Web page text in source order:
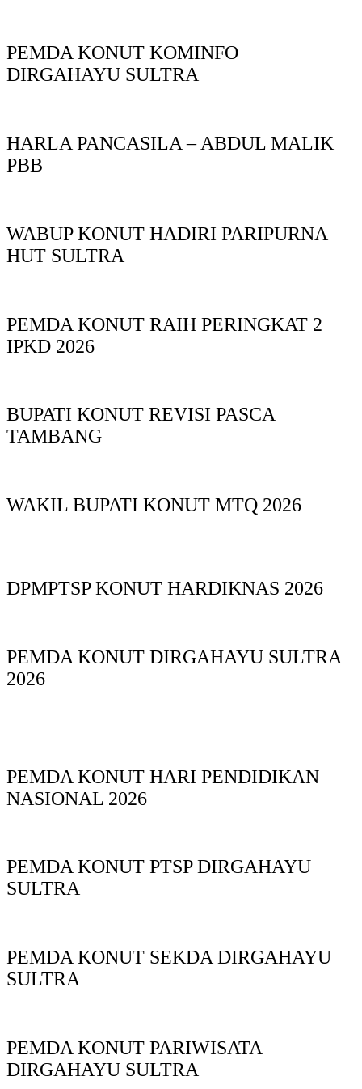
PEMDA KONUT KOMINFO
DIRGAHAYU SULTRA
HARLA PANCASILA – ABDUL MALIK
PBB
WABUP KONUT HADIRI PARIPURNA
HUT SULTRA
PEMDA KONUT RAIH PERINGKAT 2
IPKD 2026
BUPATI KONUT REVISI PASCA
TAMBANG
WAKIL BUPATI KONUT MTQ 2026
DPMPTSP KONUT HARDIKNAS 2026
PEMDA KONUT DIRGAHAYU SULTRA
2026
PEMDA KONUT HARI PENDIDIKAN
NASIONAL 2026
PEMDA KONUT PTSP DIRGAHAYU
SULTRA
PEMDA KONUT SEKDA DIRGAHAYU
SULTRA
PEMDA KONUT PARIWISATA
DIRGAHAYU SULTRA